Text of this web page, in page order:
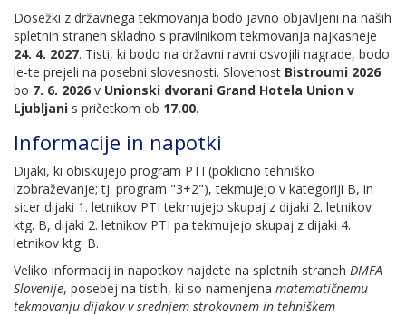
Dosežki z državnega tekmovanja bodo javno objavljeni na naših
spletnih straneh skladno s pravilnikom tekmovanja najkasneje
24. 4. 2027. Tisti, ki bodo na državni ravni osvojili nagrade, bodo
le-te prejeli na posebni slovesnosti. Slovenost Bistroumi 2026
bo 7. 6. 2026 v Unionski dvorani Grand Hotela Union v
Ljubljani s pričetkom ob 17.00.
Informacije in napotki
Dijaki, ki obiskujejo program PTI (poklicno tehniško
izobraževanje; tj. program "3+2"), tekmujejo v kategoriji B, in
sicer dijaki 1. letnikov PTI tekmujejo skupaj z dijaki 2. letnikov
ktg. B, dijaki 2. letnikov PTI pa tekmujejo skupaj z dijaki 4.
letnikov ktg. B.
Veliko informacij in napotkov najdete na spletnih straneh DMFA
Slovenije, posebej na tistih, ki so namenjena matematičnemu
tekmovanju dijakov v srednjem strokovnem in tehniškem